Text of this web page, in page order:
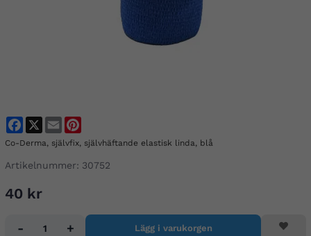
FacebookEmail
Co-Derma, självfix, självhäftande elastisk linda, blå
Artikelnummer: 30752
40 kr
- + Lägg i varukorgen